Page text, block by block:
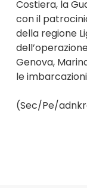
Costiera, la
con il
della regione
Genova,
le
(Sec/Pe/